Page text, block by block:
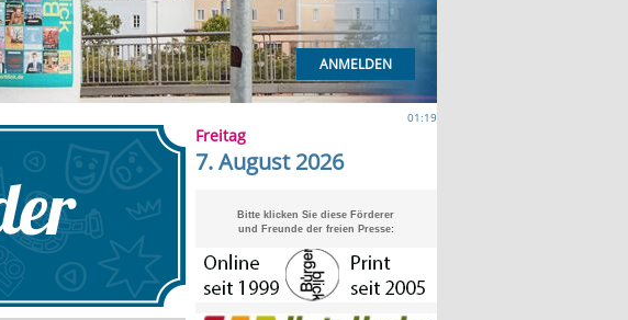
ANMELDEN
01:19
Freitag
7. August 2026
Bitte klicken Sie diese Förderer
und Freunde der freien Presse: